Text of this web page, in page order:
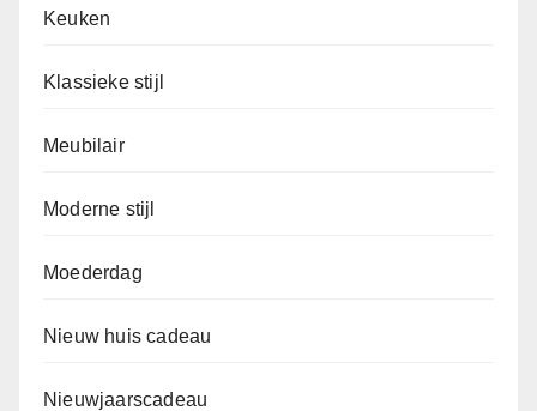
Keuken
Klassieke stijl
Meubilair
Moderne stijl
Moederdag
Nieuw huis cadeau
Nieuwjaarscadeau